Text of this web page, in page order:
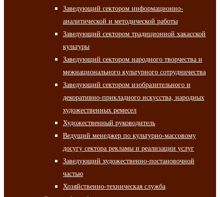
Заведующий сектором информационно-
аналитической и методической работы
Заведующий сектором традиционной хакасской
культуры
Заведующий сектором народного творчества и
межнационального культурного сотрудничества
Заведующий сектором изобразительного и
декоративно-прикладного искусства, народных
художественных ремесел
Художественный руководитель
Ведущий менеджер по культурно-массовому
досугу сектора рекламы и реализации услуг
Заведующий художественно-постановочной
частью
Хозяйственно-техническая служба